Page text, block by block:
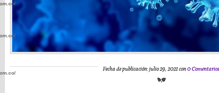
Fecha de publicación: julio 29, 2021 con0
wp-
wp-
wp-